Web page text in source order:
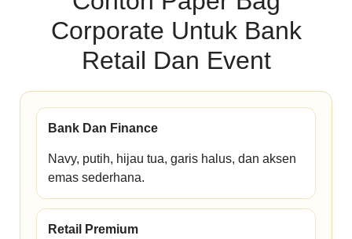
Corporate Untuk Bank
Retail Dan Event
Bank Dan Finance
Navy, putih, hijau tua, garis halus, dan aksen
emas sederhana.
Retail Premium